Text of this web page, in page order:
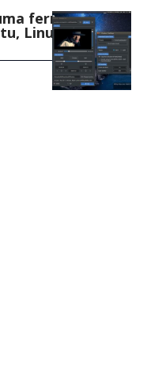
ferramenta
Linux Mint,